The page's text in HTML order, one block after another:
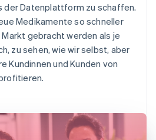
der Datenplattform zu schaffen.
Medikamente so schneller
gebracht werden als je
zu sehen, wie wir selbst, aber
Kundinnen und Kunden von